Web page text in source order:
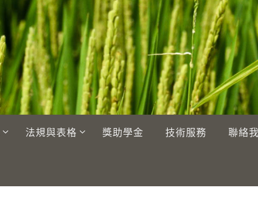
法規與表格 獎助學金 技術服務 聯絡